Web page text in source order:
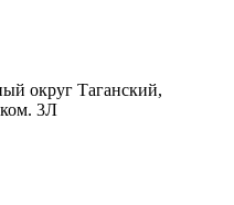
округ Таганский,
3Л